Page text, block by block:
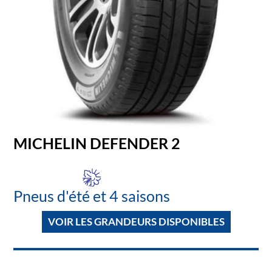
MICHELIN DEFENDER 2
Pneus d'été et 4 saisons
VOIR LES GRANDEURS DISPONIBLES